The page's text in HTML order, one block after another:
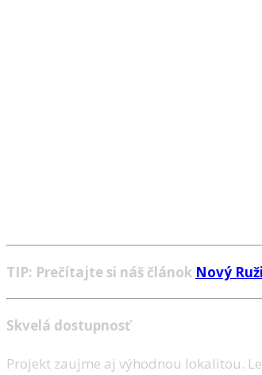
TIP: Prečítajte si náš článok Nový
Skvelá dostupnosť
Projekt zaujme aj výhodnou lokalitou.